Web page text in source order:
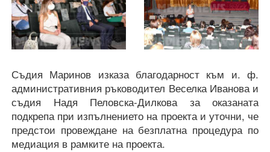
Съдия Маринов изказа благодарност към и. ф.
административния ръководител Веселка Иванова и
съдия Надя Пеловска-Дилкова за оказаната
подкрепа при изпълнението на проекта и уточни, че
предстои провеждане на безплатна процедура по
медиация в рамките на проекта.